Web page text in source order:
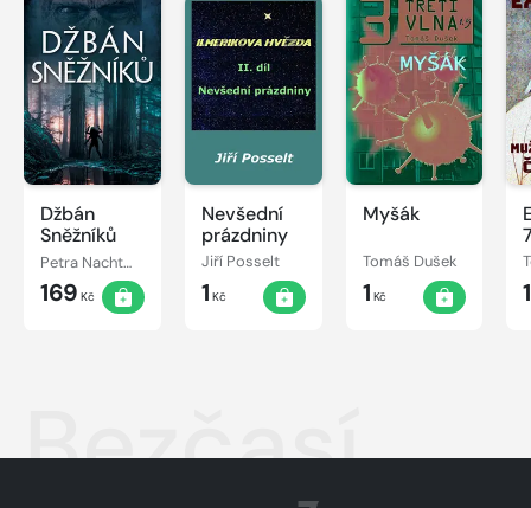
Džbán
Sněžníků
Petra Nachtmanová
169 Kč
Nevšední
prázdniny
Jiří Posselt
1 Kč
Myšák
Tomáš Dušek
1 Kč 1
Bezčasí